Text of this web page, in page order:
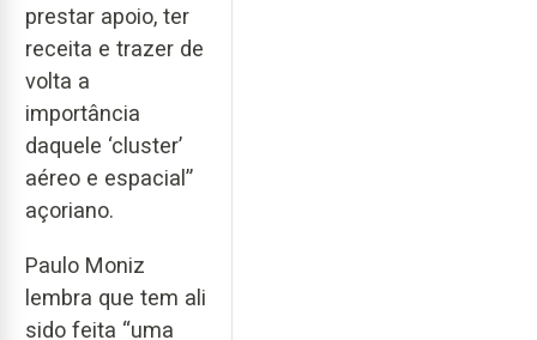
prestar apoio, ter
receita e trazer de
volta a
importância
daquele ‘cluster’
aéreo e espacial”
açoriano.
Paulo Moniz
lembra que tem ali
sido feita “uma